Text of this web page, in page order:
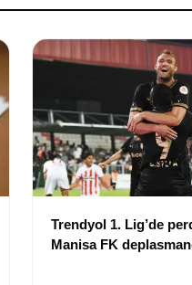
Trendyol 1. Lig’de
Manisa FK